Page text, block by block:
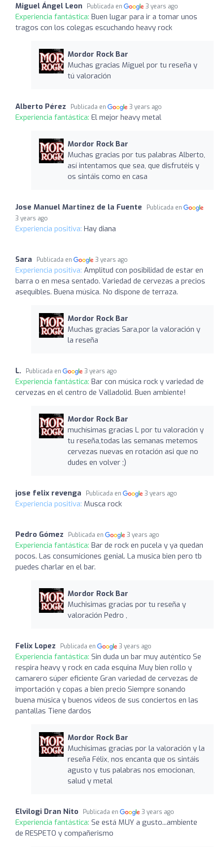
Miguel Ángel Leon Publicada en 3 years ago
Experiencia fantástica: Buen lugar para ir a tomar unos
tragos con los colegas escuchando heavy rock
Mordor Rock Bar
Muchas gracias Miguel por tu reseña y
tú valoración
Alberto Pérez Publicada en 3 years ago
Experiencia fantástica: El mejor heavy metal
Mordor Rock Bar
Muchas gracias por tus palabras Alberto,
así intentamos que sea, que disfrutéis y
os sintáis como en casa
Jose Manuel Martinez de la Fuente
Publicada en
3 years ago
Experiencia positiva: Hay diana
Sara Publicada en 3 years ago
Experiencia positiva: Amplitud con posibilidad de estar en
barra o en mesa sentado. Variedad de cervezas a precios
asequibles. Buena música. No dispone de terraza.
Mordor Rock Bar
Muchas gracias Sara,por la valoración y
la reseña
L. Publicada en 3 years ago
Experiencia fantástica: Bar con música rock y variedad de
cervezas en el centro de Valladolid. Buen ambiente!
Mordor Rock Bar
muchísimas gracias L por tu valoración y
tu reseña,todas las semanas metemos
cervezas nuevas en rotación asi que no
dudes en volver ;)
jose felix revenga Publicada en 3 years ago
Experiencia positiva: Musca rock
Pedro Gómez Publicada en 3 years ago
Experiencia fantástica: Bar de rock en pucela y ya quedan
pocos. Las consumiciones genial. La musica bien pero tb
puedes charlar en el bar.
Mordor Rock Bar
Muchisimas gracias por tu reseña y
valoración Pedro ,
Felix Lopez Publicada en 3 years ago
Experiencia fantástica: Sin duda un bar muy auténtico Se
respira heavy y rock en cada esquina Muy bien rollo y
camarero súper eficiente Gran variedad de cervezas de
importación y copas a bien precio Siempre sonando
buena música y buenos vídeos de sus conciertos en las
pantallas Tiene dardos
Mordor Rock Bar
Muchisimas gracias por la valoración y la
reseña Félix, nos encanta que os sintáis
agusto y tus palabras nos emocionan,
salud y metal
Elvilogi Dran Nito Publicada en 3 years ago
Experiencia fantástica: Se está MUY a gusto...ambiente
de RESPETO y compañerismo